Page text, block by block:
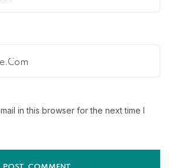
in this browser for the next time I